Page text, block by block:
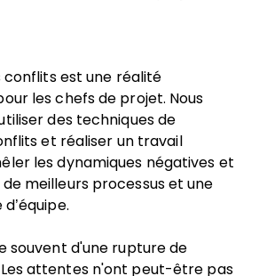
conflits est une réalité
les chefs de projet. Nous
des techniques de
et réaliser un travail
les dynamiques négatives et
meilleurs processus et une
souvent d'une rupture de
attentes n'ont peut-être pas